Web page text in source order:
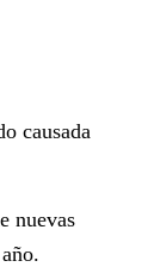
causada
nuevas